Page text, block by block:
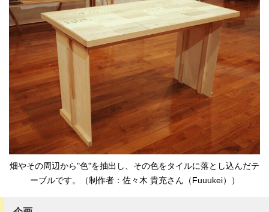
畑やその周辺から"色"を抽出し、その色をタイルに落とし込んだテ
ーブルです。（制作者：佐々木 貴充さん（Fuuukei））